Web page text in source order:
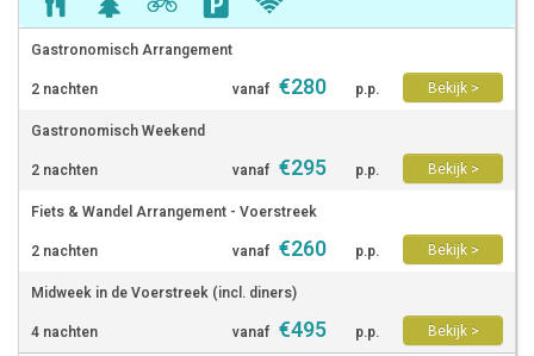
Gastronomisch Arrangement
2 nachten
vanaf €280 p.p.
Bekijk >
Gastronomisch Weekend
2 nachten
vanaf €295 p.p.
Bekijk >
Fiets & Wandel Arrangement - Voerstreek
2 nachten
vanaf €260 p.p.
Bekijk >
Midweek in de Voerstreek (incl. diners)
4 nachten
vanaf €495 p.p. Bekijk >